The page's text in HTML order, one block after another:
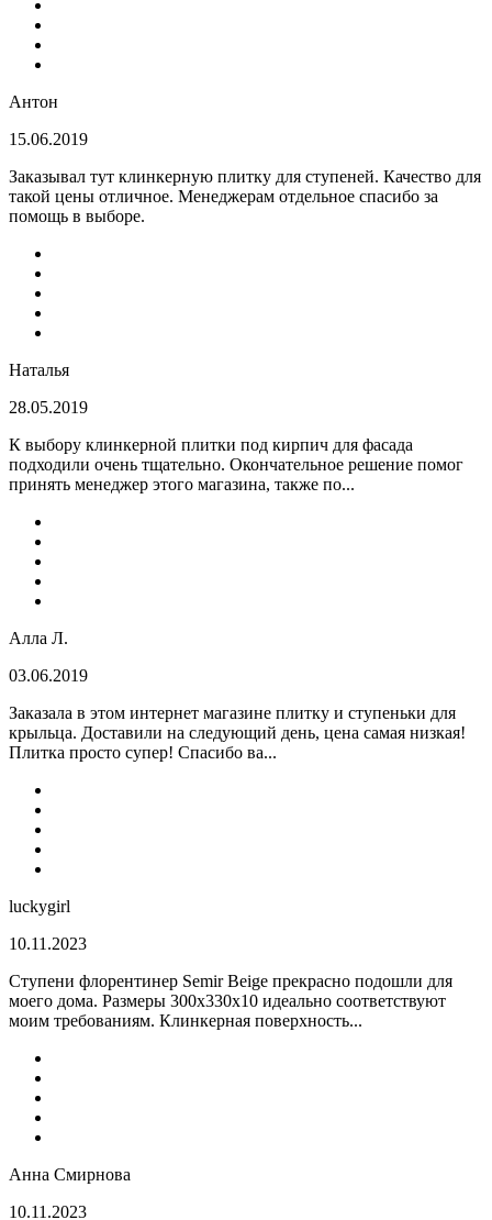
Антон
15.06.2019
Заказывал тут клинкерную плитку для ступеней. Качество для
такой цены отличное. Менеджерам отдельное спасибо за
помощь в выборе.
Наталья
28.05.2019
К выбору клинкерной плитки под кирпич для фасада
подходили очень тщательно. Окончательное решение помог
принять менеджер этого магазина, также по...
Алла Л.
03.06.2019
Заказала в этом интернет магазине плитку и ступеньки для
крыльца. Доставили на следующий день, цена самая низкая!
Плитка просто супер! Спасибо ва...
luckygirl
10.11.2023
Ступени флорентинер Semir Beige прекрасно подошли для
моего дома. Размеры 300х330х10 идеально соответствуют
моим требованиям. Клинкерная поверхность...
Анна Смирнова
10.11.2023